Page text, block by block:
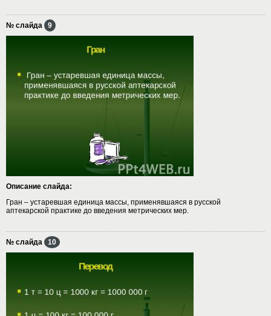
№ слайда 9
Описание слайда:
Гран – устаревшая единица массы, применявшаяся в русской
аптекарской практике до введения метрических мер.
№ слайда 10